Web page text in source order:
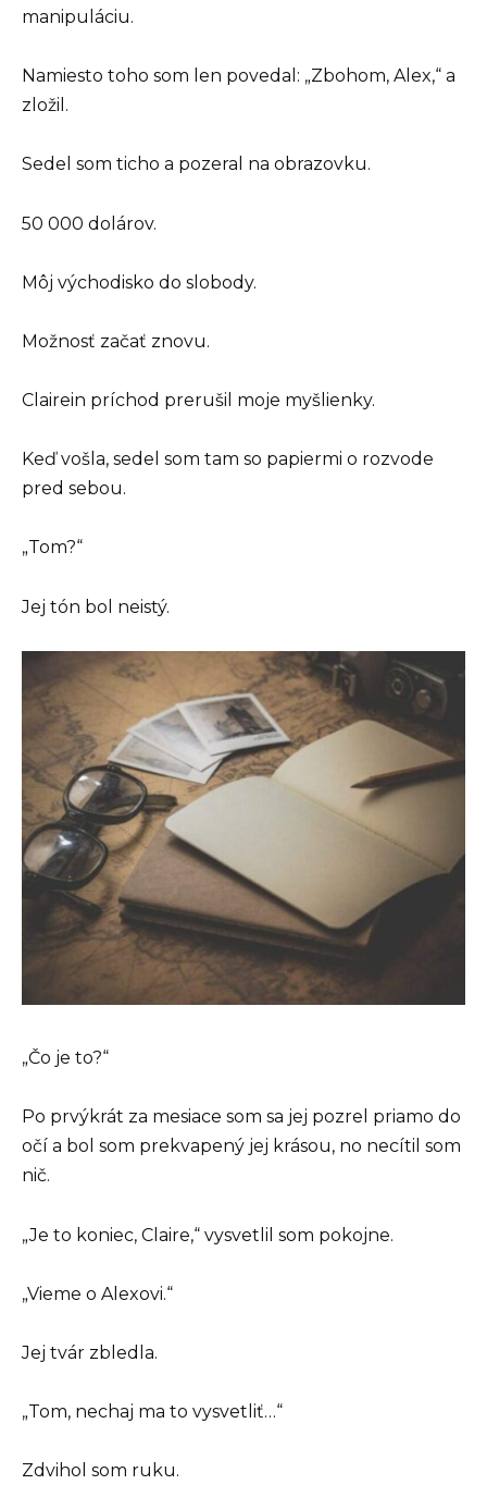
manipuláciu.
Namiesto toho som len povedal: „Zbohom, Alex,“ a
zložil.
Sedel som ticho a pozeral na obrazovku.
50 000 dolárov.
Môj východisko do slobody.
Možnosť začať znovu.
Clairein príchod prerušil moje myšlienky.
Keď vošla, sedel som tam so papiermi o rozvode
pred sebou.
„Tom?“
Jej tón bol neistý.
„Čo je to?“
Po prvýkrát za mesiace som sa jej pozrel priamo do
očí a bol som prekvapený jej krásou, no necítil som
nič.
„Je to koniec, Claire,“ vysvetlil som pokojne.
„Vieme o Alexovi.“
Jej tvár zbledla.
„Tom, nechaj ma to vysvetliť…“
Zdvihol som ruku.